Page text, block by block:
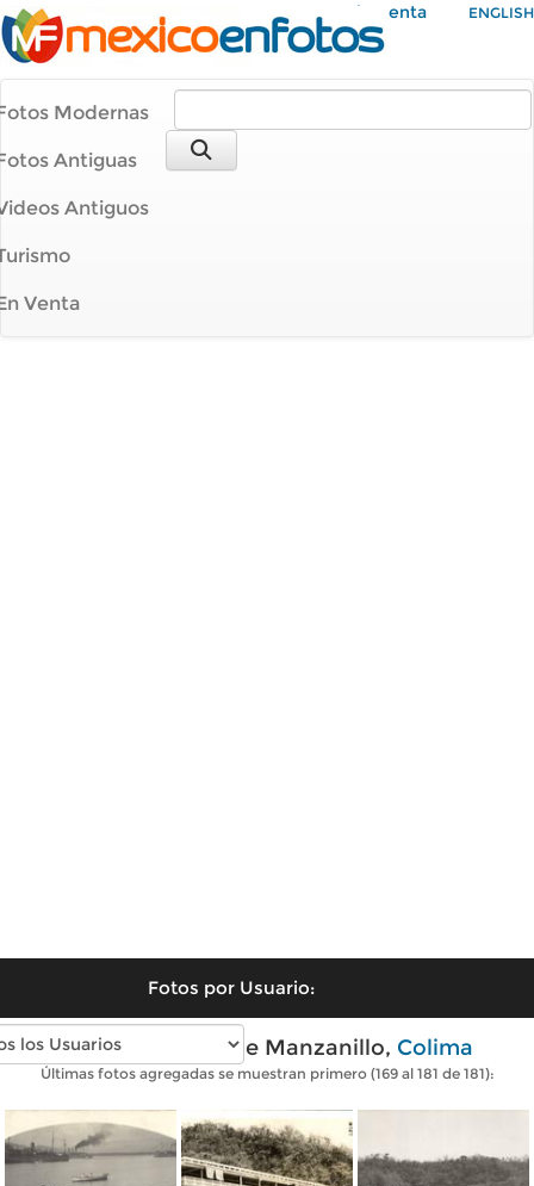
Mi Cuenta ENGLISH
Modernas
Antiguas
Antiguos
Venta
Fotos por Usuario:
Fotos antiguas de Manzanillo, Colima
Últimas fotos agregadas se muestran primero (169 al 181 de 181):